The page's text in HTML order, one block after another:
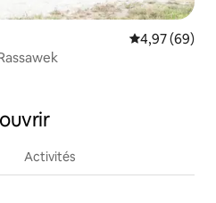
Évaluation
4,97 (69)
Activités